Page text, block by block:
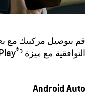
قم بتوصيل مركبتك مع
التوافقية مع ميزة Apple CarPlay ®5
Android Auto